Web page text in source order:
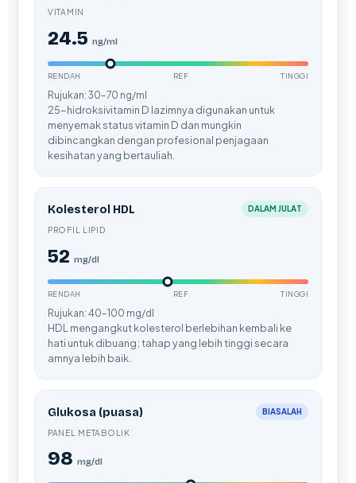
VITAMIN
24.5 ng/ml
RENDAH REF TINGGI
Rujukan: 30–70 ng/ml
25-hidroksivitamin D lazimnya digunakan untuk
menyemak status vitamin D dan mungkin
dibincangkan dengan profesional penjagaan
kesihatan yang bertauliah.
Kolesterol HDL DALAM JULAT
PROFIL LIPID
52 mg/dl
RENDAH REF TINGGI
Rujukan: 40–100 mg/dl
HDL mengangkut kolesterol berlebihan kembali ke
hati untuk dibuang; tahap yang lebih tinggi secara
amnya lebih baik.
Glukosa (puasa) BIASALAH
PANEL METABOLIK
98 mg/dl
ગુજરાતી
Tagalog
ไทย
ဗမာစာ
ភាសាខ្មែរ
አማርኛ
Українська
O‘zbekcha
Català
Қазақ тілі
Suomi
Slovenčina